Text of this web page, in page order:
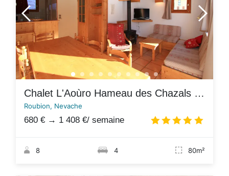
Chalet L'Aoùro Hameau des Chazals Nevache Hautes Alpes
Roubion, Nevache
680 € → 1 408 €/ semaine
8 4 80m²